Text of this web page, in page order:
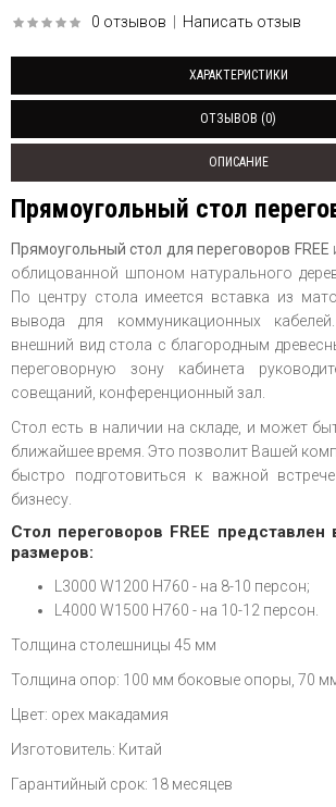
0 отзывов Написать отзыв
ХАРАКТЕРИСТИКИ
ОТЗЫВОВ (0)
ОПИСАНИЕ
Прямоугольный стол
Прямоугольный стол для переговоров FREE
облицованной шпоном натурального
По центру стола имеется вставка из
вывода для коммуникационных
внешний вид стола с благородным
переговорную зону кабинета
совещаний, конференционный зал.
Стол есть в наличии на складе, и может
ближайшее время. Это позволит Вашей
быстро подготовиться к важной
бизнесу.
Стол переговоров FREE представлен
размеров:
L3000 W1200 H760 - на 8-10 персон;
L4000 W1500 H760 - на 10-12 персон.
Толщина столешницы 45 мм
Толщина опор: 100 мм боковые опоры, 70
Цвет: орех макадамия
Изготовитель: Китай
Гарантийный срок: 18 месяцев